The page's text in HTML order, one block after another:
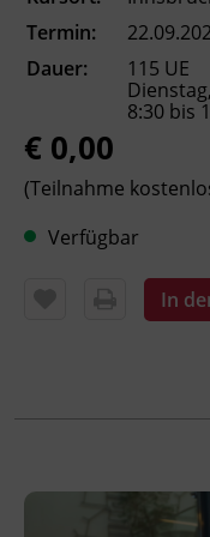
Medien etc.)
Kultur
des
und
kann auf die
individuelle
Arbeits-/
Termin:
Dauer:
115 UE
8:30 bis
€ 0,00
(Teilnahme
Verfügbar
In